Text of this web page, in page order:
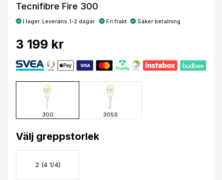
Tecnifibre Fire 300
I lager. Leverans 1-2 dagar. Fri frakt Säker betalning
3 199 kr
300 305S
Välj greppstorlek
2 (4 1/4)